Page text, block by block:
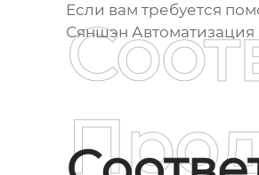
Если вам требуется
Сяншэн